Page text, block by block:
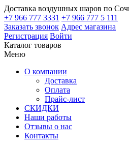
Доставка воздушных шаров по
+7 966 777 3331 +7 966 777 5 111
Заказать звонок Адрес магазина
Регистрация Войти
Каталог товаров
Меню
О компании
Доставка
Оплата
Прайс-лист
СКИДКИ
Наши работы
Отзывы о нас
Контакты